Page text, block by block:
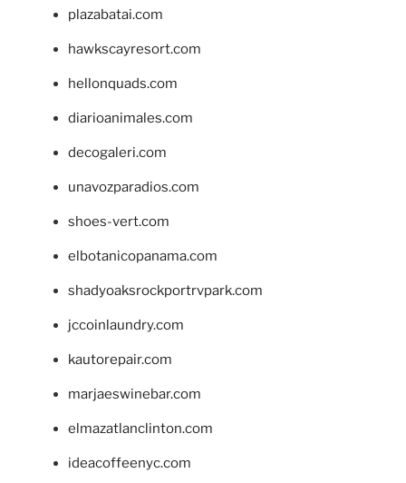
plazabatai.com
hawkscayresort.com
hellonquads.com
diarioanimales.com
decogaleri.com
unavozparadios.com
shoes-vert.com
elbotanicopanama.com
shadyoaksrockportrvpark.com
jccoinlaundry.com
kautorepair.com
marjaeswinebar.com
elmazatlanclinton.com
ideacoffeenyc.com